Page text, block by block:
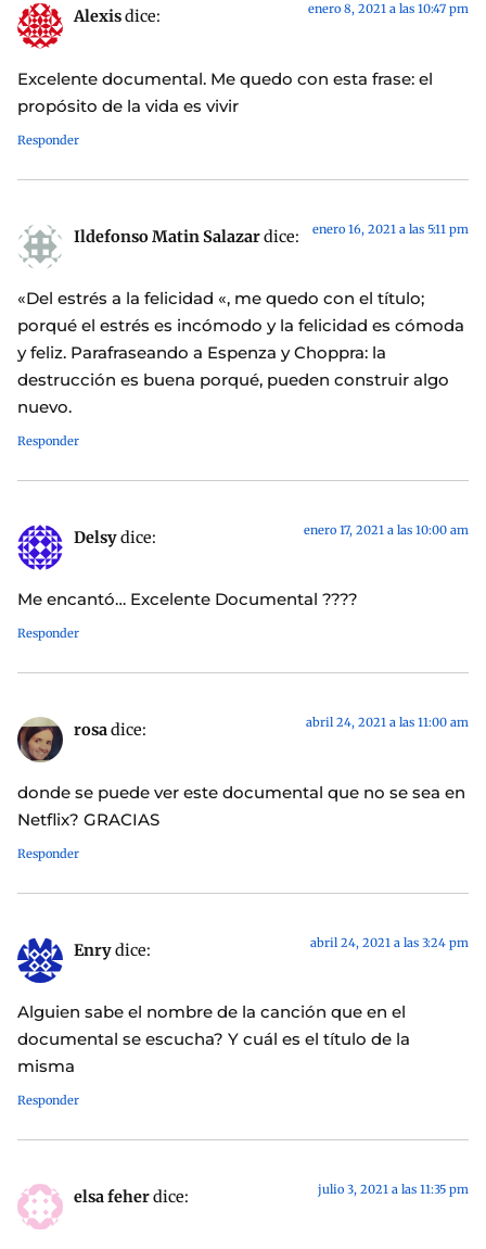
Alexisdice: enero 8, 2021 a las 10:47 pm
Excelente documental. Me quedo con esta frase: el
propósito de la vida es vivir
Responder
Ildefonso Matin Salazardice: enero 16, 2021 a las 5:11 pm
«Del estrés a la felicidad «, me quedo con el título;
porqué el estrés es incómodo y la felicidad es cómoda
y feliz. Parafraseando a Espenza y Choppra: la
destrucción es buena porqué, pueden construir algo
nuevo.
Responder
Delsydice: enero 17, 2021 a las 10:00 am
Me encantó… Excelente Documental ????
Responder
rosadice: abril 24, 2021 a las 11:00 am
donde se puede ver este documental que no se sea en
Netflix? GRACIAS
Responder
Enrydice: abril 24, 2021 a las 3:24 pm
Alguien sabe el nombre de la canción que en el
documental se escucha? Y cuál es el título de la
misma
Responder
elsa feherdice: julio 3, 2021 a las 11:35 pm